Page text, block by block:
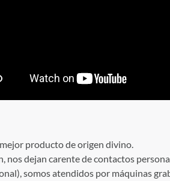
producto de origen divino.
nos dejan carente de contactos
somos atendidos por máquinas